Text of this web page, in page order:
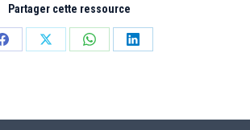
Partager cette ressource
PartagerPartagerPartagerPartager